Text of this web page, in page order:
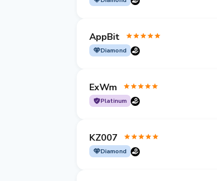
AppBit
Diamond
ExWm
Platinum
KZ007
Diamond